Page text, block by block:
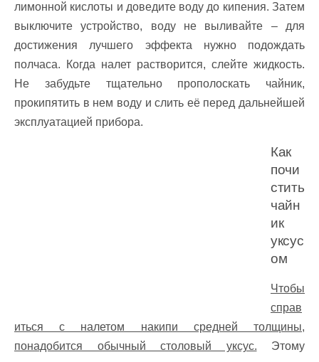
лимонной кислоты и доведите воду до кипения. Затем
выключите устройство, воду не выливайте – для
достижения лучшего эффекта нужно подождать
полчаса. Когда налет растворится, слейте жидкость.
Не забудьте тщательно прополоскать чайник,
прокипятить в нем воду и слить её перед дальнейшей
эксплуатацией прибора.
Как
почи
стить
чайн
ик
уксус
ом
Чтобы
справ
иться с налетом накипи средней толщины,
понадобится обычный столовый уксус. Этому